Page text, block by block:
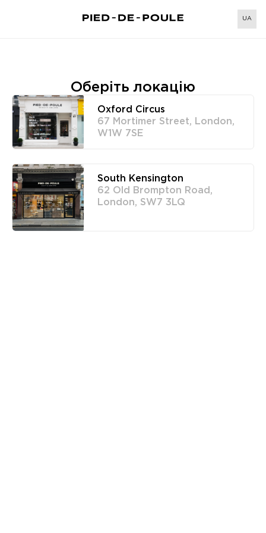
UA
Оберіть локацію
Oxford Circus
67 Mortimer Street, London,
W1W 7SE
South Kensington
62 Old Brompton Road,
London, SW7 3LQ